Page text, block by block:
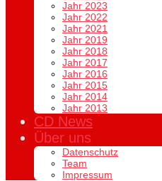
Jahr 2023
Jahr 2022
Jahr 2021
Jahr 2019
Jahr 2018
Jahr 2017
Jahr 2016
Jahr 2015
Jahr 2014
Jahr 2013
CD News
Über uns
Datenschutz
Team
Impressum